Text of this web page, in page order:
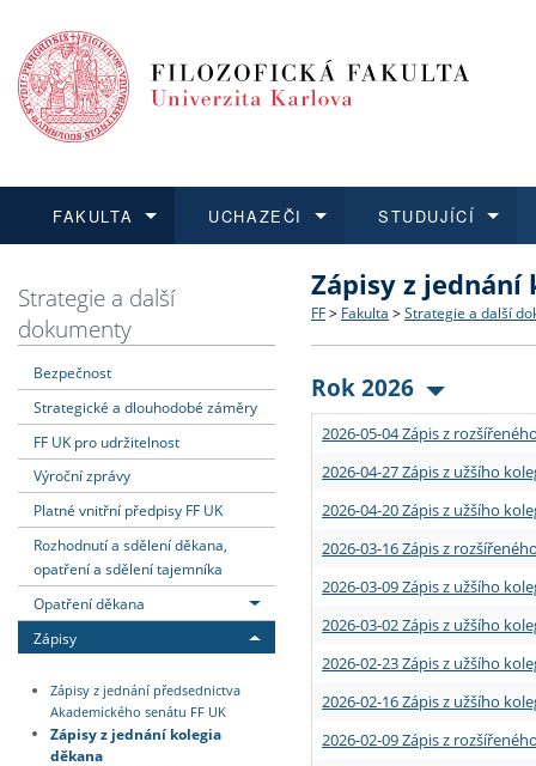
FAKULTA
Dozvědět se více
Struktura a historie
Strategie a další
Podpora a benefity pro
Absolventi fakulty
UCHAZEČI
Podat přihlášku
Co studovat a jak se
Učitelské studijní
Informace k průběhu
STUDUJÍCÍ
Dozvědět se více
Bakalářské a magisterské
Doktorské studium
Rigorózní řízení
Dozvědět se více
O vědě a výzkumu na FF
Akademické kvalifikace
Granty a projekty
Dozvědět se více
Aktuální nabídky a
Vyjíždějící studenti
Přijíždějící studenti
Vyjíždějící zaměstnanci
Strategie a další
dokumenty
Bezpečnost
Strategické a dlouhodobé záměry
FF UK pro udržitelnost
Výroční zprávy
Platné vnitřní předpisy FF UK
Rozhodnutí a sdělení děkana,
opatření a sdělení tajemníka
Opatření děkana
Zápisy
Zápisy z jednání předsednictva
Akademického senátu FF UK
Zápisy z jednání kolegia
děkana
Zápisy z jednání
FF > Fakulta > Strategie a další
Rok 2026
2026-05-04 Zápis z
2026-04-27 Zápis z užšího
2026-04-20 Zápis z užšího
2026-03-16 Zápis z
2026-03-09 Zápis z užšího
2026-03-02 Zápis z užšího
2026-02-23 Zápis z užšího
2026-02-16 Zápis z užšího
2026-02-09 Zápis z